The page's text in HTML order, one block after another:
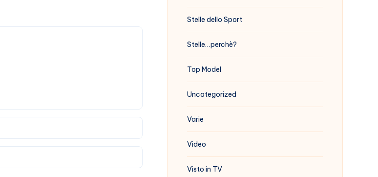
Stelle dello Sport
Stelle…perchè?
Top Model
Uncategorized
Varie
Video
Visto in TV